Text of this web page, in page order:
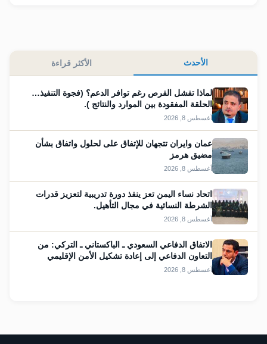
الأحدث الأكثر قراءة
لماذا تفشل الفرص رغم توافر الدعم؟ (فجوة التنفيذ…
الحلقة المفقودة بين الموارد والنتائج ).
أغسطس 8, 2026
عمان وايران تتجهان للإتفاق على لحلول واتفاق بشأن
مضيق هرمز
أغسطس 8, 2026
اتحاد نساء اليمن تعز ينفذ دورة تدريبية لتعزيز قدرات
الشرطة النسائية في مجال التأهيل.
أغسطس 8, 2026
الاتفاق الدفاعي السعودي ـ الباكستاني ـ التركي: من
التعاون الدفاعي إلى إعادة تشكيل الأمن الإقليمي
أغسطس 8, 2026